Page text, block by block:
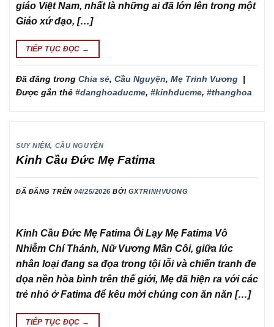
giáo Việt Nam, nhất là những ai đã lớn lên trong một
Giáo xứ đạo, […]
TIẾP TỤC ĐỌC →
Đã đăng trong Chia sẻ, Cầu Nguyện, Mẹ Trinh Vương |
Được gắn thẻ #danghoaducme, #kinhducme, #thanghoa
SUY NIỆM, CẦU NGUYỆN
Kinh Cầu Đức Mẹ Fatima
ĐÃ ĐĂNG TRÊN04/25/2026 BỞI GXTRINHVUONG
Kinh Cầu Đức Mẹ Fatima Ôi Lạy Mẹ Fatima Vô
Nhiễm Chí Thánh, Nữ Vương Mân Côi, giữa lúc
nhân loại đang sa đọa trong tội lỗi và chiến tranh đe
dọa nền hòa bình trên thế giới, Mẹ đã hiện ra với các
trẻ nhỏ ở Fatima để kêu mời chúng con ăn năn […]
TIẾP TỤC ĐỌC →